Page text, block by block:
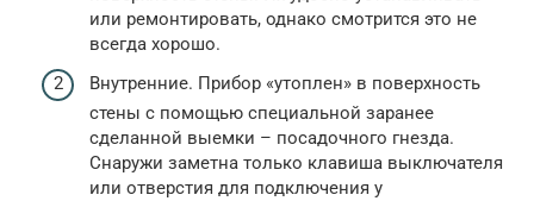
или ремонтировать, однако смотрится это не
всегда хорошо.
Внутренние. Прибор «утоплен» в поверхность
стены с помощью специальной заранее
сделанной выемки – посадочного гнезда.
Снаружи заметна только клавиша выключателя
или отверстия для подключения у